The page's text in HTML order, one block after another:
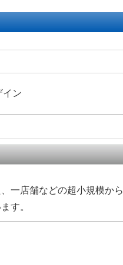
イン
一店舗などの超小規模から
す。